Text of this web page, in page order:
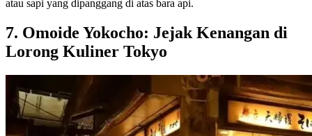
atau sapi yang dipanggang di atas bara api.
7. Omoide Yokocho: Jejak Kenangan di
Lorong Kuliner Tokyo